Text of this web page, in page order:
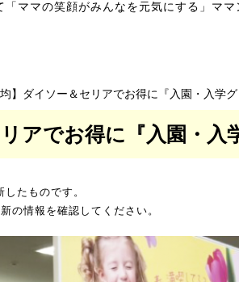
「ママの笑顔がみんなを元気にする」マ
】ダイソー＆セリアでお得に『入園・入学グ
アでお得に『入園・入
たものです。
の情報を確認してください。